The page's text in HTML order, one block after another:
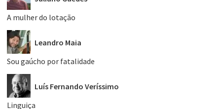
A mulher do lotação
Leandro Maia
Sou gaúcho por fatalidade
Luís Fernando Veríssimo
Linguiça